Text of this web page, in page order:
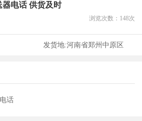
器电话 供货及时
浏览次数： 148次
发货地:河南省郑州中原区
话